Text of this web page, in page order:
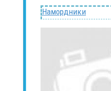
Намордники